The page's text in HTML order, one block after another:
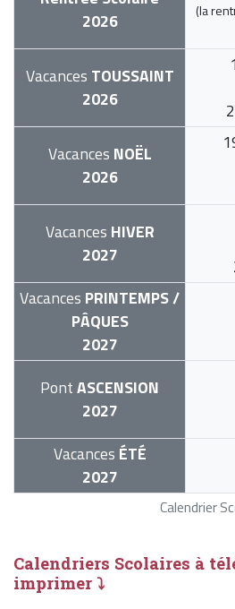
Calendrier
2026
(la
Vacances TOUSSAINT
2026
Vacances NOËL
2026
Vacances HIVER
2027
Vacances PRINTEMPS /
PÂQUES
2027
PontASCENSION
2027
Vacances ÉTÉ
2027
Calendriers Scolaires à
imprimer ⤵